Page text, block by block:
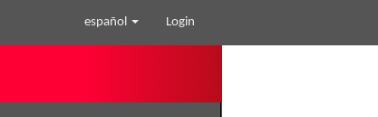
español Login